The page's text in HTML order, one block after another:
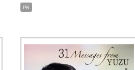
PR